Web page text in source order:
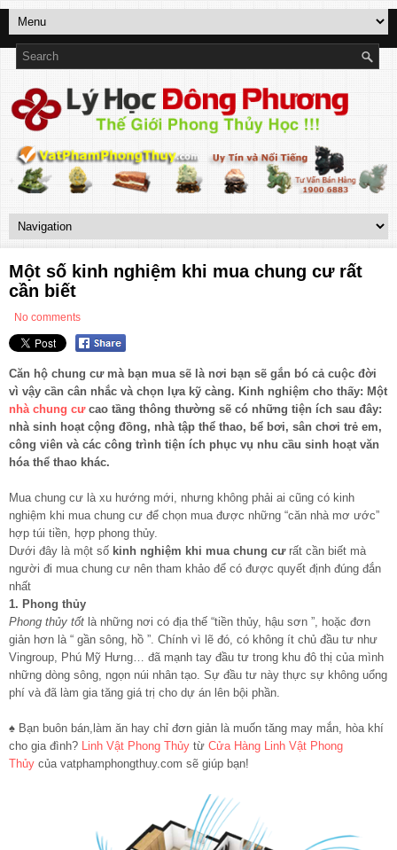
Một số kinh nghiệm khi mua chung cư rất
cần biết
No comments
Căn hộ chung cư mà bạn mua sẽ là nơi bạn sẽ gắn bó cả cuộc đời
vì vậy cần cân nhắc và chọn lựa kỹ càng. Kinh nghiệm cho thấy: Một
nhà chung cưcao tầng thông thường sẽ có những tiện ích sau đây:
nhà sinh hoạt cộng đồng, nhà tập thể thao, bể bơi, sân chơi trẻ em,
công viên và các công trình tiện ích phục vụ nhu cầu sinh hoạt văn
hóa thể thao khác.
Mua chung cư là xu hướng mới, nhưng không phải ai cũng có kinh
nghiệm khi mua chung cư để chọn mua được những “căn nhà mơ ước”
hợp túi tiền, hợp phong thủy.
Dưới đây là một số kinh nghiệm khi mua chung cưrất cần biết mà
người đi mua chung cư nên tham khảo để có được quyết định đúng đắn
nhất
1. Phong thủy
Phong thủy tốt là những nơi có địa thế “tiền thủy, hậu sơn ”, hoặc đơn
giản hơn là “ gần sông, hồ ”. Chính vì lẽ đó, có không ít chủ đầu tư như
Vingroup, Phú Mỹ Hưng… đã mạnh tay đầu tư trong khu đô thị của mình
những dòng sông, ngọn núi nhân tạo. Sự đầu tư này thực sự không uổng
phí và đã làm gia tăng giá trị cho dự án lên bội phần.
♠ Bạn buôn bán,làm ăn hay chỉ đơn giản là muốn tăng may mắn, hòa khí
cho gia đình? Linh Vật Phong Thủy từ Cửa Hàng Linh Vật Phong
Thủy của vatphamphongthuy.com sẽ giúp bạn!